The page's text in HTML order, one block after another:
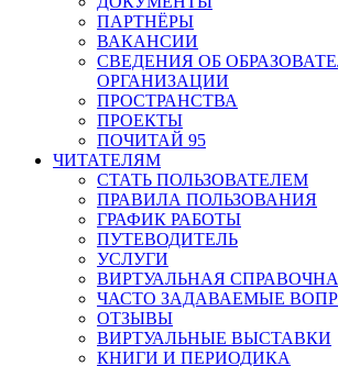
ПАРТНЁРЫ
ВАКАНСИИ
СВЕДЕНИЯ ОБ
ОРГАНИЗАЦИИ
ПРОСТРАНСТВА
ПРОЕКТЫ
ПОЧИТАЙ 95
ЧИТАТЕЛЯМ
СТАТЬ ПОЛЬЗОВАТЕЛЕМ
ПРАВИЛА ПОЛЬЗОВАНИЯ
ГРАФИК РАБОТЫ
ПУТЕВОДИТЕЛЬ
УСЛУГИ
ВИРТУАЛЬНАЯ
ЧАСТО ЗАДАВАЕМЫЕ
ОТЗЫВЫ
ВИРТУАЛЬНЫЕ ВЫСТАВКИ
КНИГИ И ПЕРИОДИКА